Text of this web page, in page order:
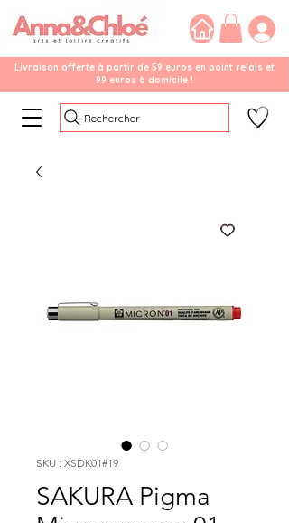
Livraison offerte à partir de 59 euros en point relais et
99 euros à domicile !
Rechercher
SKU : XSDK01#19
SAKURA Pigma